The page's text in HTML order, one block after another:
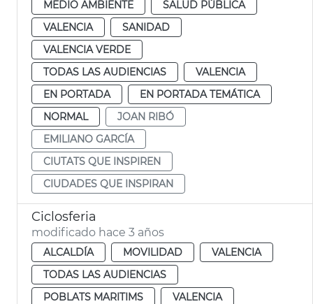
MEDIO AMBIENTE
SALUD PÚBLICA
VALENCIA
SANIDAD
VALENCIA VERDE
TODAS LAS AUDIENCIAS
VALENCIA
EN PORTADA
EN PORTADA TEMÁTICA
NORMAL
JOAN RIBÓ
EMILIANO GARCÍA
CIUTATS QUE INSPIREN
CIUDADES QUE INSPIRAN
Ciclosferia
modificado hace 3 años
ALCALDÍA MOVILIDAD
VALENCIA
TODAS LAS AUDIENCIAS
POBLATS MARITIMS
VALENCIA